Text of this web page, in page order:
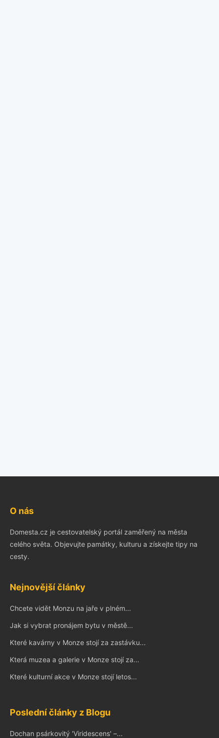
O nás
Domesta.cz je cestovatelský portál zaměřený na města
celého světa. Objevujte památky, kulturu a získejte tipy na
cesty.
Nejnovější články
Chcete vidět Monzu na jaře v plném...
Jak si vybrat pronájem bytu v městě...
Které kavárny v Monze stojí za zastávku...
Která muzea a galerie v Monze stojí za...
Které kulturní akce v Monze stojí letos...
Poslední články z Blogu
Dochan psárkovitý 'Viridescens' –...